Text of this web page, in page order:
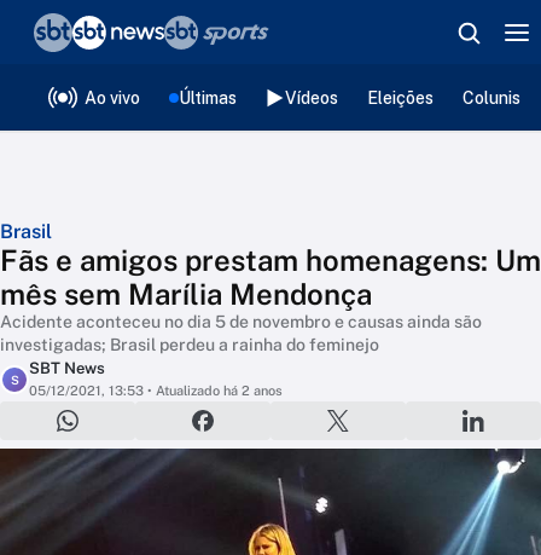
Ao vivo Últimas Vídeos Eleições
Brasil
Fãs e amigos prestam homenagens: Um
mês sem Marília Mendonça
Acidente aconteceu no dia 5 de novembro e causas ainda são
investigadas; Brasil perdeu a rainha do feminejo
S
SBT News
05/12/2021, 13:53 • Atualizado há 2 anos
❮voltar
Editorias